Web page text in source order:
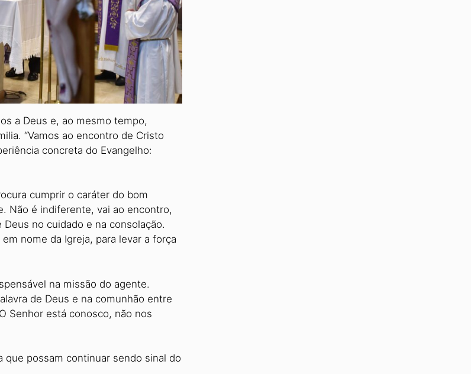
a Deus e, ao mesmo tempo,
“Vamos ao encontro de Cristo
concreta do Evangelho:
cumprir o caráter do bom
Não é indiferente, vai ao encontro,
no cuidado e na consolação.
nome da Igreja, para levar a força
na missão do agente.
de Deus e na comunhão entre
Senhor está conosco, não nos
que pos­sam continuar sendo sinal do